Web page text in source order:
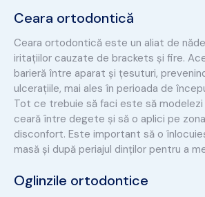
Ceara ortodontică
Ceara ortodontică este un aliat de
iritațiilor cauzate de brackets și fire.
barieră între aparat și țesuturi,
ulcerațiile, mai ales în perioada de
Tot ce trebuie să faci este să modelezi
ceară între degete și să o aplici pe
disconfort. Este important să o
masă și după periajul dinților pentru a
Oglinzile ortodontice